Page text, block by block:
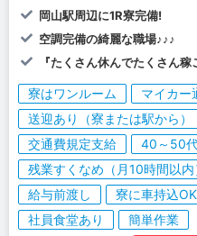
岡山駅周辺に1R寮完備!
空調完備の綺麗な職場♪♪♪
『たくさん休んでたくさん稼
寮はワンルーム
マイカー
送迎あり（寮または駅から）
交通費規定支給
40～50
残業すくなめ（月10時間以内
給与前渡し
寮に車持込OK
社員食堂あり
簡単作業